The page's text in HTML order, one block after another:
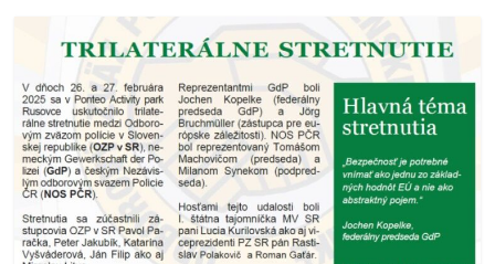
polície
v
Slovenskej
republike